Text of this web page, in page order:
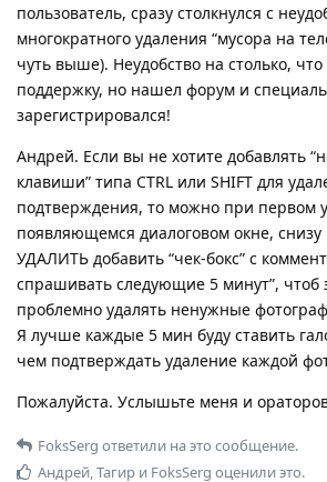
пользователь, сразу столкнулся с
многократного удаления “мусора на
чуть выше). Неудобство на столько,
поддержку, но нашел форум и
зарегистрировался!
Андрей. Если вы не хотите добавлять
клавиши” типа CTRL или SHIFT для
подтверждения, то можно при первом
появляющемся диалоговом окне,
УДАЛИТЬ добавить “чек-бокс” с
спрашивать следующие 5 минут”, чтоб
проблемно удалять ненужные
Я лучше каждые 5 мин буду ставить
чем подтверждать удаление каждой
Пожалуйста. Услышьте меня и
FoksSerg ответили на это сообщение.
Андрей,Тагир и FoksSerg оценили это.